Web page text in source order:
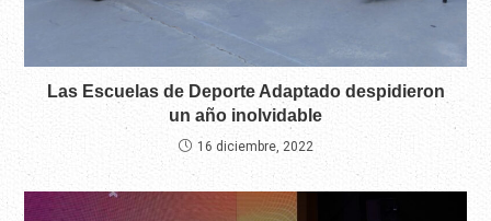
Las Escuelas de Deporte Adaptado despidieron
un año inolvidable
16 diciembre, 2022